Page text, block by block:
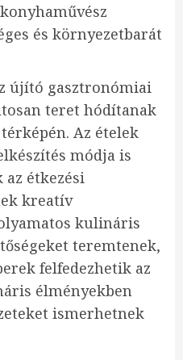
és környezetbarát
újító gasztronómiai
teret hódítanak
Az ételek
módja is
étkezési
kreatív
kulináris
teremtenek,
felfedezhetik az
élményekben
ismerhetnek